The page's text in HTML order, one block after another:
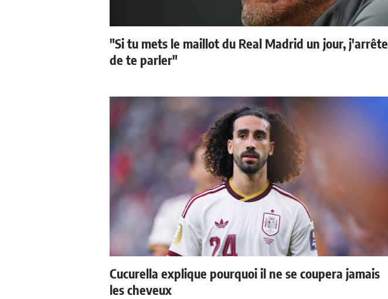
"Si tu mets le maillot du Real Madrid un jour, j'arrête
de te parler"
Cucurella explique pourquoi il ne se coupera jamais
les cheveux